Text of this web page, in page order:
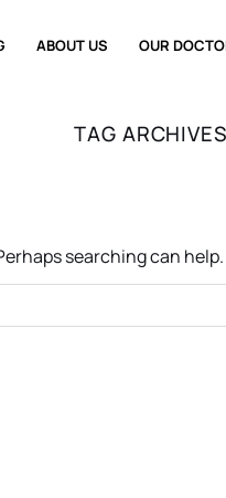
ABOUT US OUR
TAG
searching can help.